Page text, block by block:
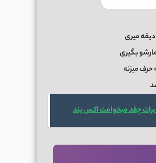
میری
بگیری
میزنه
چقد میخوامت اکس بند